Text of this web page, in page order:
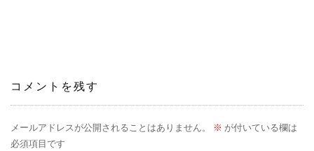
ー
シ
コメントを残す
メールアドレスが公開されることはありません。 ※ が付いている欄は
必須項目です